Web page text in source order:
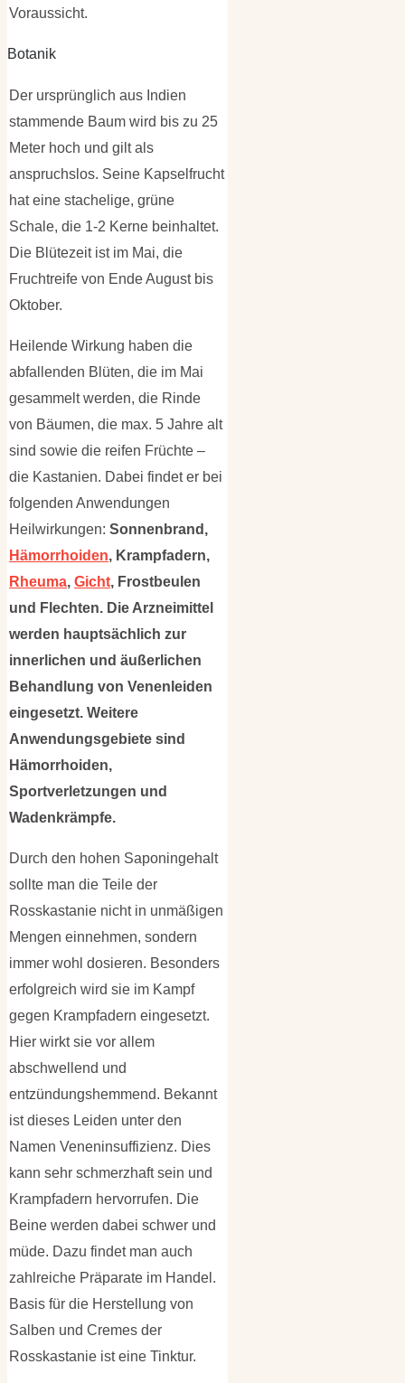
Voraussicht.
Botanik
Der ursprünglich aus Indien
stammende Baum wird bis zu 25
Meter hoch und gilt als
anspruchslos. Seine Kapselfrucht
hat eine stachelige, grüne
Schale, die 1-2 Kerne beinhaltet.
Die Blütezeit ist im Mai, die
Fruchtreife von Ende August bis
Oktober.
Heilende Wirkung haben die
abfallenden Blüten, die im Mai
gesammelt werden, die Rinde
von Bäumen, die max. 5 Jahre alt
sind sowie die reifen Früchte –
die Kastanien. Dabei findet er bei
folgenden Anwendungen
Heilwirkungen: Sonnenbrand,
Hämorrhoiden, Krampfadern,
Rheuma, Gicht, Frostbeulen
und Flechten. Die Arzneimittel
werden hauptsächlich zur
innerlichen und äußerlichen
Behandlung von Venenleiden
eingesetzt. Weitere
Anwendungsgebiete sind
Hämorrhoiden,
Sportverletzungen und
Wadenkrämpfe.
Durch den hohen Saponingehalt
sollte man die Teile der
Rosskastanie nicht in unmäßigen
Mengen einnehmen, sondern
immer wohl dosieren. Besonders
erfolgreich wird sie im Kampf
gegen Krampfadern eingesetzt.
Hier wirkt sie vor allem
abschwellend und
entzündungshemmend. Bekannt
ist dieses Leiden unter den
Namen Veneninsuffizienz. Dies
kann sehr schmerzhaft sein und
Krampfadern hervorrufen. Die
Beine werden dabei schwer und
müde. Dazu findet man auch
zahlreiche Präparate im Handel.
Basis für die Herstellung von
Salben und Cremes der
Rosskastanie ist eine Tinktur.